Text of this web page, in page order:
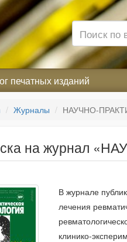
печатных изданий
Журналы НАУЧНО-
на журнал
В журнале
лечения
клинико-